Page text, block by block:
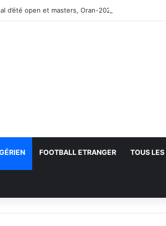
d’été open et masters, Oran-2026 — Le CRB
FOOTBALL ETRANGER TOUS